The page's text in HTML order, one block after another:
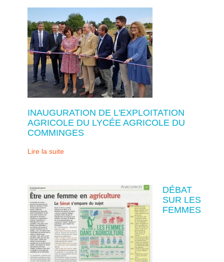
INAUGURATION DE L'EXPLOITATION
AGRICOLE DU LYCÉE AGRICOLE DU
COMMINGES
Lire la suite
DÉBAT
SUR LES
FEMMES